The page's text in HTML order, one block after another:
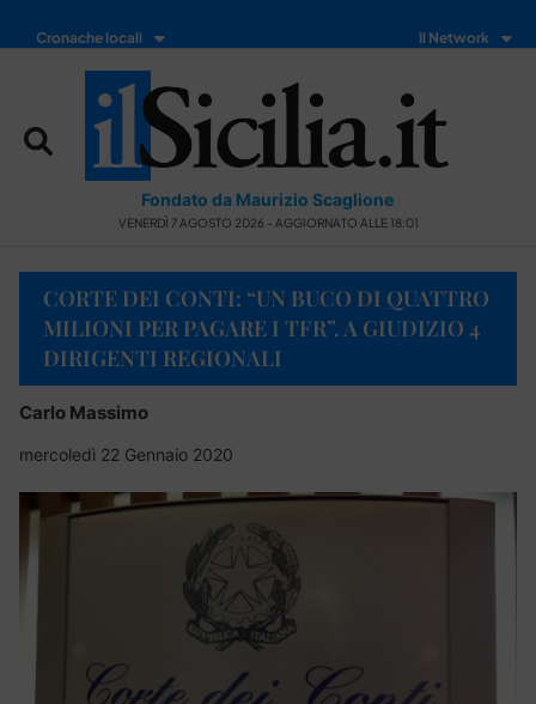
Cronache locali Il Network
Fondato da Maurizio Scaglione
VENERDÌ 7 AGOSTO 2026 - AGGIORNATO ALLE 18:01
CORTE DEI CONTI: “UN BUCO DI QUATTRO
MILIONI PER PAGARE I TFR”. A GIUDIZIO 4
DIRIGENTI REGIONALI
Carlo Massimo
mercoledì 22 Gennaio 2020